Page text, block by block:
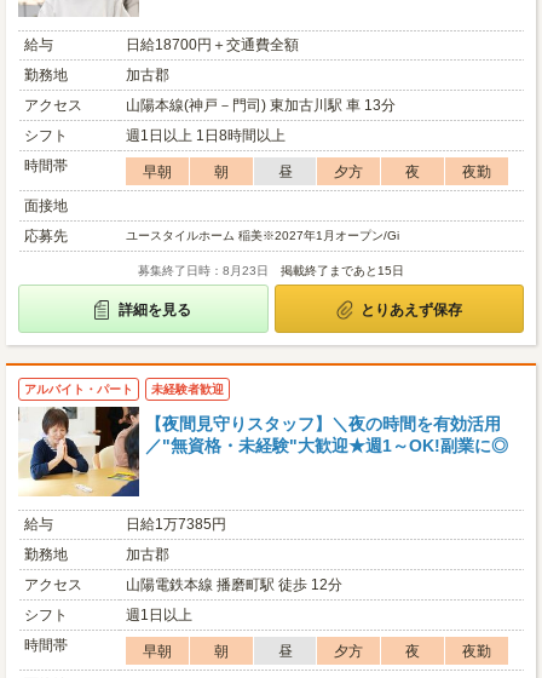
給与
日給18700円＋交通費全額
勤務地
加古郡
アクセス
山陽本線(神戸－門司) 東加古川駅 車 13分
シフト
週1日以上 1日8時間以上
時間帯
早朝 朝 昼 夕方 夜
夜勤
面接地
応募先
ユースタイルホーム 稲美※2027年1月オープン/Gi
募集終了日時：8月23日 掲載終了まであと15日
詳細を見る とりあえず保存
アルバイト・パート 未経験者歓迎
【夜間見守りスタッフ】＼夜の時間を有効活用
／"無資格・未経験"大歓迎★週1～OK!副業に◎
給与
日給1万7385円
勤務地
加古郡
アクセス
山陽電鉄本線 播磨町駅 徒歩 12分
シフト
週1日以上
時間帯
早朝 朝 昼 夕方 夜
夜勤